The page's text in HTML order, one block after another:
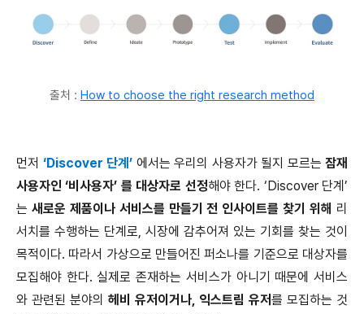
출처 : How to choose the right research method
먼저 ‘Discover 단계’ 에서는 우리의 사용자가 될지 모르는 잠재
사용자인 ‘비사용자’ 를 대상자로 선정해야 한다. ‘Discover 단계’
는 새로운 제품이나 서비스를 만들기 전 인사이트를 찾기 위해 리
서치를 수행하는 단계로, 시장에 감추어져 있는 기회를 찾는 것이
목적이다. 따라서 가상으로 만들어진 퍼소나를 기준으로 대상자를
모집해야 한다. 실제로 존재하는 서비스가 아니기 때문에 서비스
와 관련된 분야의 헤비 유저이거나, 익스트림 유저를 모집하는 것